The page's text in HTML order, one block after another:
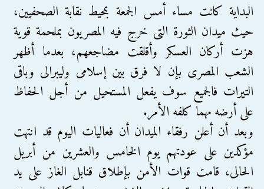
البداية كانت مساء أمس الجمعة بمحيط نقابة الصحفيين،
حيث ميدان الثورة التى خرج فيه المصريون بملحمة قوية
هزت أركان العسكر وأقلقت مضاجعهم، بعدما أظهر
الشعب المصرى بإن لا فرق بين إسلامى وليبرالى وباقى
التيرات فالجميع سوف يفعل المستحيل من أجل الحفاظ
على أرضه مهما كلفه الأمر.
وبعد أن أعلن رفقاء الميدان أن فعاليات اليوم قد انتهت
مؤكدين على عودتهم يوم الخامس والعشرين من أبريل
الحالى، قامت قوات الأمن بإطلاق قنابل الغاز على يد